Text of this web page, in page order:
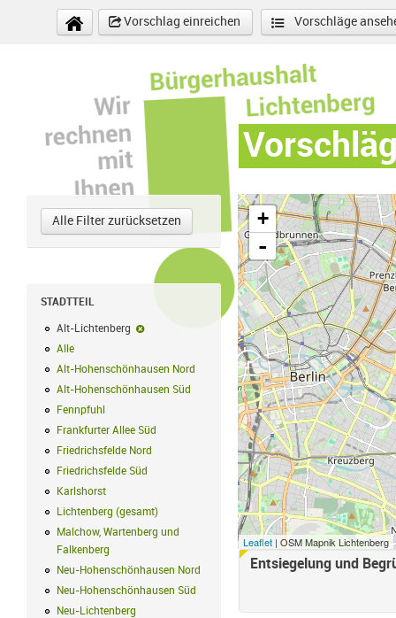
Direkt zum Inhalt
Vorschlag einreichen
Vorschläge
Alle Filter zurücksetzen
STADTTEIL
Alt-Lichtenberg
Alt-Lichtenberg-Filter entfernen
Alle
Alt-Hohenschönhausen Nord
Alt-Hohenschönhausen Nord Filter
Alt-Hohenschönhausen Süd
Alt-Hohenschönhausen Süd Filter
Fennpfuhl
Frankfurter Allee Süd
Frankfurter Allee Süd Filter anwenden
Friedrichsfelde Nord
Friedrichsfelde Nord Filter anwenden
Friedrichsfelde Süd
Friedrichsfelde Süd Filter anwenden
Karlshorst
Lichtenberg (gesamt) Lichtenberg (gesamt) Filter anwenden
Malchow, Wartenberg und
Falkenberg Malchow, Wartenberg und Falkenberg Filter anwenden
Neu-Hohenschönhausen Nord
Neu-Hohenschönhausen Nord Filter
Neu-Hohenschönhausen Süd
Neu-Lichtenberg Neu-Lichtenberg Filter anwenden
+
-
Leaflet | OSM Mapnik Lichtenberg
Entsiegelung und
Seiten